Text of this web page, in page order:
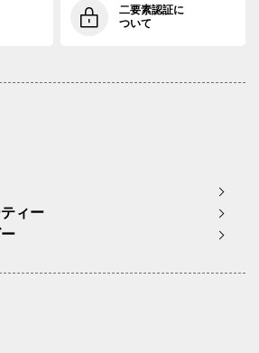
二要素認証に
ついて
ィー